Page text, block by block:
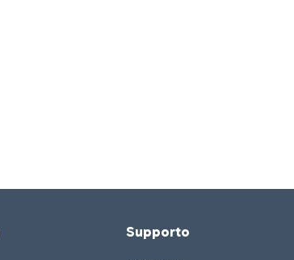
Supporto